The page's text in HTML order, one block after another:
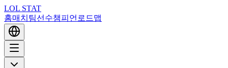
LOL STAT
홈매치 팀선수챔피언 로드맵